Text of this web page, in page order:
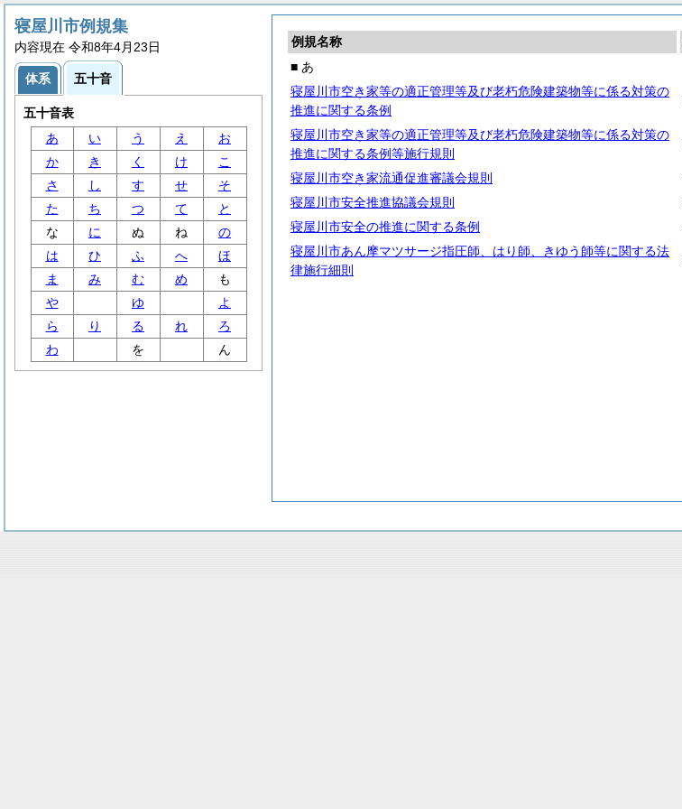
例規名称
■ あ
寝屋川市空き家等の適正管理等及び老朽危険建築物等に係る対策の
推進に関する条例
寝屋川市空き家等の適正管理等及び老朽危険建築物等に係る対策の
推進に関する条例等施行規則
寝屋川市空き家流通促進審議会規則
寝屋川市安全推進協議会規則
寝屋川市安全の推進に関する条例
寝屋川市あん摩マツサージ指圧師、はり師、きゆう師等に関する法
律施行細則
寝屋川市例規集
内容現在 令和8年4月23日
体系 五十音
五十音表
あ
い う え
お
か
き く け
こ
さ
し す せ
そ
た
ち つ て
と
な
に ぬ ね
の
は
ひ ふ へ
ほ
ま
み む め
も
や
ゆ
よ
ら
り る れ
ろ
わ
を ん